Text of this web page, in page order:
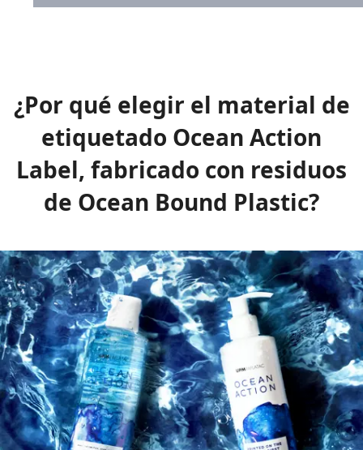
¿Por qué elegir el material de
etiquetado Ocean Action
Label, fabricado con residuos
de Ocean Bound Plastic?